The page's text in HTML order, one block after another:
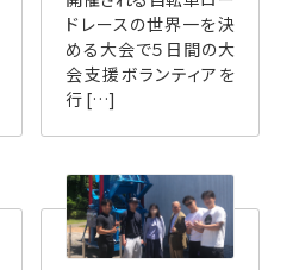
ドレースの世界一を決
める大会で５日間の大
会支援ボランティアを
行 […]